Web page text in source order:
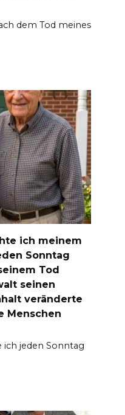
dem Tod meines
ich meinem
Sonntag
Tod
seinen
veränderte
Menschen
ich jeden Sonntag